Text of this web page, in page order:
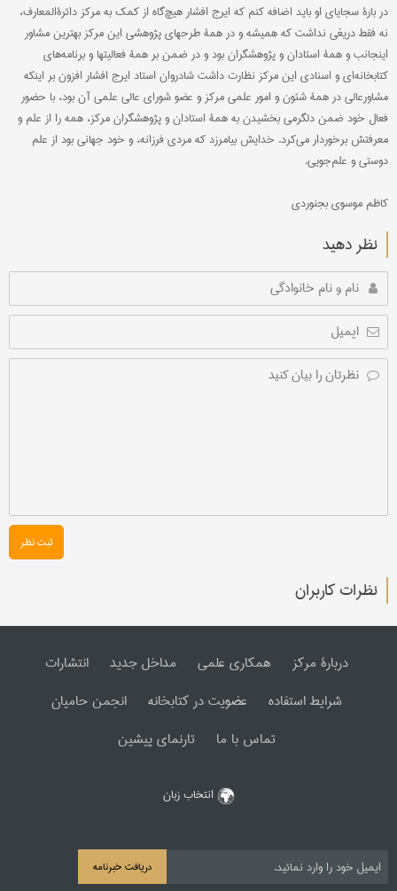
در بارۀ سجایای او باید اضافه کنم که ایرج افشار هیچ‌گاه از کمک به مرکز دائرةالمعارف،
نه فقط دریغی نداشت که همیشه و در همۀ طرحهای پژوهشی این مرکز بهترین مشاور
اینجانب و همۀ استادان و پژوهشگران بود و در ضمن بر همۀ فعالیتها و برنامه‌های
کتابخانه‌ای و اسنادی این مرکز نظارت داشت شادروان استاد ایرج افشار افزون بر اینکه
مشاورعالی در همۀ شئون و امور علمی مرکز و عضو شورای عالی علمی آن بود، با حضور
فعال خود ضمن دلگرمی بخشیدن به همۀ استادان و پژوهشگران مرکز، همه را از علم و
معرفتش برخوردار می‌کرد. خدایش بیامرزد که مردی فرزانه، و خود جهانی بود از علم
دوستی و علم‌جویی.
کاظم موسوی بجنوردی
نظر دهید
ثبت نظر
نظرات کاربران
دربارۀ مرکز همکاری علمی مداخل جدید
انتشارات
شرایط استفاده
عضویت در کتابخانه
انجمن حامیان
تماس با ما
تارنمای پیشین
انتخاب زبان
دریافت خبرنامه